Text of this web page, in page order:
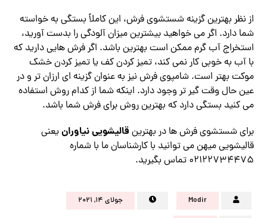
از نظر بهترین گزینه شستشوی فرش، این کاملاً بستگی به خواسته
شما دارد. اگر می خواهید بیشترین میزان آلودگی را بدست آورید،
استخراج آب گرم ممکن است بهترین باشد. اگر فرش هایی دارید که
با آب به خوبی کار نمی کند، تمیز کردن کف یا تمیز کردن خشک
موکت بهتر است. شامپوی فرش نیز به عنوان گزینه ای ارزان تر و در
عین حال وقت گیر تر وجود دارد. اینکه شما از کدام روش استفاده
می کنید بستگی دارد که بهترین روش برای فرش شما باشد.
برای شستشوی فرش ها در بهترین قالیشویی نیاورانیعنی
قالیشویی میهن می توانید با کارشناسان ما با شماره
02122734475 تماس بگیرید.
Modir جولای ۱۴, ۲۰۲۱